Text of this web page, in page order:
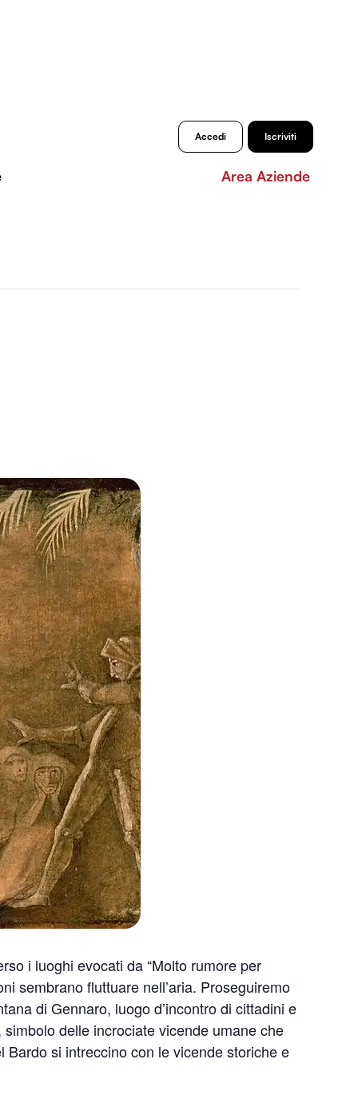
Accedi Iscriviti
Area Aziende
i luoghi evocati da “Molto rumore per
sembrano fluttuare nell’aria. Proseguiremo
di Gennaro, luogo d’incontro di cittadini e
delle incrociate vicende umane che
si intreccino con le vicende storiche e